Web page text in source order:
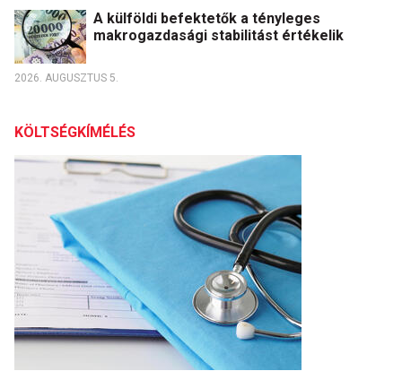
A külföldi befektetők a tényleges
makrogazdasági stabilitást értékelik
2026. AUGUSZTUS 5.
KÖLTSÉGKÍMÉLÉS